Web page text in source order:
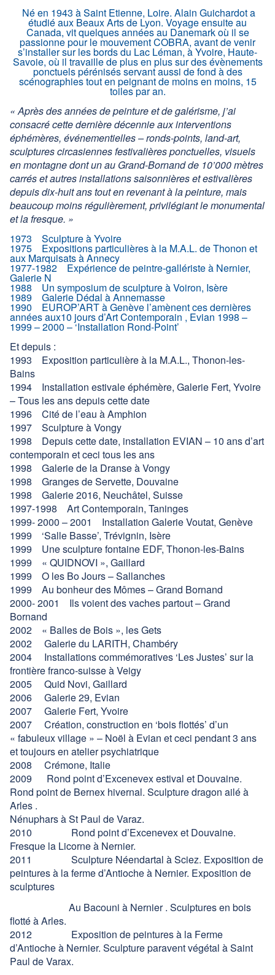
Contact
Facebook
Né en 1943 à Saint Etienne, Loire. Alain Guichardot a
étudié aux Beaux Arts de Lyon. Voyage ensuite au
Canada, vit quelques années au Danemark où il se
passionne pour le mouvement COBRA, avant de venir
s’installer sur les bords du Lac Léman, à Yvoire, Haute-
Savoie, où il travaille de plus en plus sur des évènements
ponctuels pérénisés servant aussi de fond à des
scénographies tout en peignant de moins en moins, 15
toiles par an.
« Après des années de peinture et de galérisme, j’ai
consacré cette dernière décennie aux interventions
éphémères, événementielles – ronds-points, land-art,
sculptures circasiennes festivalières ponctuelles, visuels
en montagne dont un au Grand-Bornand de 10’000 mètres
carrés et autres installations saisonnières et estivalières
depuis dix-huit ans tout en revenant à la peinture, mais
beaucoup moins régulièrement, privilégiant le monumental
et la fresque. »
1973 Sculpture à Yvoire
1975 Expositions particulières à la M.A.L. de Thonon et
aux Marquisats à Annecy
1977-1982 Expérience de peintre-gallériste à Nernier,
Galerie N
1988 Un symposium de sculpture à Voiron, Isère
1989 Galerie Dédal à Annemasse
1990 EUROP’ART à Genève l’amènent ces dernières
années aux10 jours d’Art Contemporain , Evian 1998 –
1999 – 2000 – ‘Installation Rond-Point’
Et depuis :
1993 Exposition particulière à la M.A.L., Thonon-les-
Bains
1994 Installation estivale éphémère, Galerie Fert, Yvoire
– Tous les ans depuis cette date
1996 Cité de l’eau à Amphion
1997 Sculpture à Vongy
1998 Depuis cette date, installation EVIAN – 10 ans d’art
contemporain et ceci tous les ans
1998 Galerie de la Dranse à Vongy
1998 Granges de Servette, Douvaine
1998 Galerie 2016, Neuchâtel, Suisse
1997-1998 Art Contemporain, Taninges
1999- 2000 – 2001 Installation Galerie Voutat, Genève
1999 ‘Salle Basse’, Trévignin, Isère
1999 Une sculpture fontaine EDF, Thonon-les-Bains
1999 « QUIDNOVI », Gaillard
1999 O les Bo Jours – Sallanches
1999 Au bonheur des Mômes – Grand Bornand
2000- 2001 Ils voient des vaches partout – Grand
Bornand
2002 « Balles de Bois », les Gets
2002 Galerie du LARITH, Chambéry
2004 Installations commémoratives ‘Les Justes’ sur la
frontière franco-suisse à Veigy
2005 Quid Novi, Gaillard
2006 Galerie 29, Evian
2007 Galerie Fert, Yvoire
2007 Création, construction en ‘bois flottés’ d’un
« fabuleux village » – Noël à Evian et ceci pendant 3 ans
et toujours en atelier psychiatrique
2008 Crémone, Italie
2009 Rond point d’Excenevex estival et Douvaine.
Rond point de Bernex hivernal. Sculpture dragon ailé à
Arles .
Nénuphars à St Paul de Varaz.
2010 Rond point d’Excenevex et Douvaine.
Fresque la Licorne à Nernier.
2011 Sculpture Néendartal à Sciez. Exposition de
peintures à la ferme d’Antioche à Nernier. Exposition de
sculptures
Au Bacouni à Nernier . Sculptures en bois
flotté à Arles.
2012 Exposition de peintures à la Ferme
d’Antioche à Nernier. Sculpture paravent végétal à Saint
Paul de Varax.